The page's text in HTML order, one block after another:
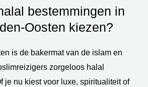
bestemmingen in
Oosten kiezen?
is de bakermat van de islam en
zorgeloos halal
je nu kiest voor luxe, spiritualiteit of